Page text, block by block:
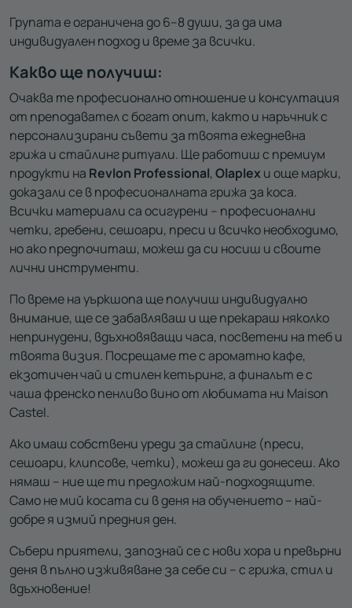
Групата е ограничена до 6–8 души, за да има
индивидуален подход и време за всички.
Какво ще получиш:
Очаква те професионално отношение и консултация
от преподавател с богат опит, както и наръчник с
персонализирани съвети за твоята ежедневна
грижа и стайлинг ритуали. Ще работиш с премиум
продукти на Revlon Professional,Olaplexи още марки,
доказали се в професионалната грижа за коса.
Всички материали са осигурени – професионални
четки, гребени, сешоари, преси и всичко необходимо,
но ако предпочиташ, можеш да си носиш и своите
лични инструменти.
По време на уъркшопа ще получиш индивидуално
внимание, ще се забавляваш и ще прекараш няколко
непринудени, вдъхновяващи часа, посветени на теб и
твоята визия. Посрещаме те с ароматно кафе,
екзотичен чай и стилен кетъринг, а финалът е с
чаша френско пенливо вино от любимата ни Maison
Castel.
Ако имаш собствени уреди за стайлинг (преси,
сешоари, клипсове, четки), можеш да ги донесеш. Ако
нямаш – ние ще ти предложим най-подходящите.
Само не мий косата си в деня на обучението – най-
добре я измий предния ден.
Събери приятели, запознай се с нови хора и превърни
деня в пълно изживяване за себе си – с грижа, стил и
вдъхновение!